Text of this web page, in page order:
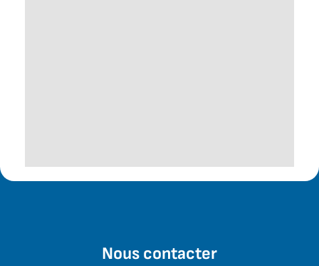
Nous contacter